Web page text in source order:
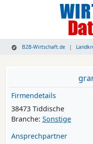
B2B-Wirtschaft.de
Firmendetails
38473 Tiddische
Branche: Sonstige
Ansprechpartner